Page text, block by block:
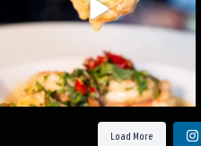
Load More